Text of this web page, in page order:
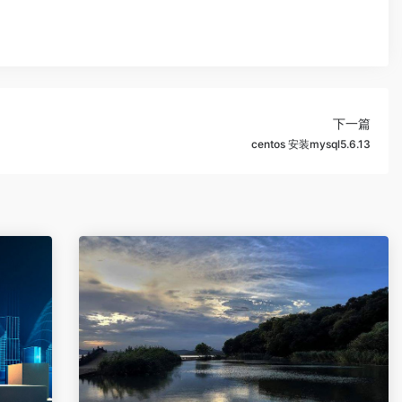
下一篇
centos 安装mysql5.6.13